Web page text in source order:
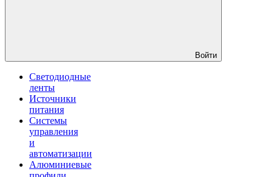
Войти
Светодиодные
ленты
Источники
питания
Системы
управления
и
автоматизации
Алюминиевые